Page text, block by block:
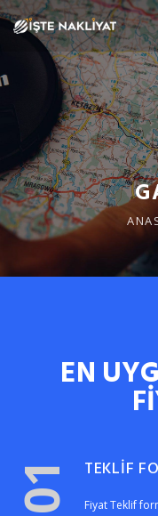
EN
01 TEKLİF
Fiyat Teklif